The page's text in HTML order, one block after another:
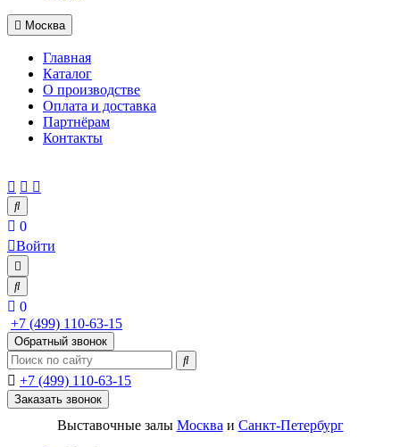
Москва
Главная
Каталог
О производстве
Оплата и доставка
Партнёрам
Контакты
0
Войти
0
+7 (499) 110-63-15
Обратный звонок
+7 (499) 110-63-15
Заказать звонок
Выставочные залы Москва и Санкт-Петербург